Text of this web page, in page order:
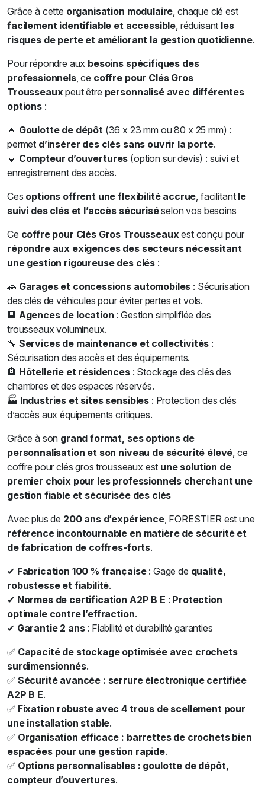
Grâce à cette organisation modulaire , chaque clé est
facilement identifiable et accessible , réduisant les
risques de perte et améliorant la gestion quotidienne.
Pour répondre aux besoins spécifiques des
professionnels, ce coffre pour Clés Gros
Trousseaux peut être personnalisé avec différentes
options:
🔹 Goulotte de dépôt (36 x 23 mm ou 80 x 25 mm) :
permet d’insérer des clés sans ouvrir la porte.
🔹 Compteur d’ouvertures (option sur devis) : suivi et
enregistrement des accès.
Ces options offrent une flexibilité accrue , facilitant le
suivi des clés et l’accès sécuriséselon vos besoins
Ce coffre pour Clés Gros Trousseauxest conçu pour
répondre aux exigences des secteurs nécessitant
une gestion rigoureuse des clés :
🚗 Garages et concessions automobiles : Sécurisation
des clés de véhicules pour éviter pertes et vols.
🏢 Agences de location : Gestion simplifiée des
trousseaux volumineux.
🔧 Services de maintenance et collectivités :
Sécurisation des accès et des équipements.
🏨 Hôtellerie et résidences: Stockage des clés des
chambres et des espaces réservés.
🏭 Industries et sites sensibles : Protection des clés
d’accès aux équipements critiques.
Grâce à son grand format, ses options de
personnalisation et son niveau de sécurité élevé , ce
coffre pour clés gros trousseaux est une solution de
premier choix pour les professionnels cherchant une
gestion fiable et sécurisée des clés
Avec plus de 200 ans d’expérience, FORESTIER est une
référence incontournable en matière de sécurité et
de fabrication de coffres-forts.
✔ Fabrication 100 % française: Gage de qualité,
robustesse et fiabilité.
✔ Normes de certification A2P B E : Protection
optimale contre l’effraction.
✔ Garantie 2 ans: Fiabilité et durabilité garanties
✅ Capacité de stockage optimisée avec crochets
surdimensionnés.
✅ Sécurité avancée : serrure électronique certifiée
A2P B E.
✅ Fixation robuste avec 4 trous de scellement pour
une installation stable.
✅ Organisation efficace : barrettes de crochets bien
espacées pour une gestion rapide.
✅ Options personnalisables : goulotte de dépôt,
compteur d’ouvertures.